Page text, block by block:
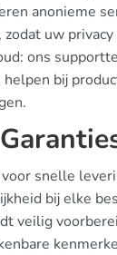
anonieme
zodat uw
ons
helpen bij
snelle
bij elke
veilig